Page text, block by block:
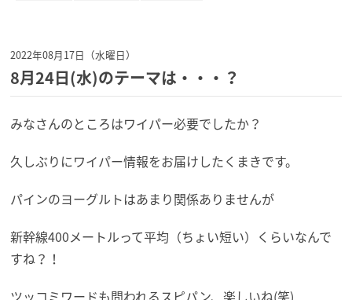
2022年08月17日（水曜日）
8月24日(水)のテーマは・・・？
みなさんのところはワイパー必要でしたか？
久しぶりにワイパー情報をお届けしたくまきです。
パインのヨーグルトはあまり関係ありませんが
新幹線400メートルって平均（ちょい短い）くらいなんで
すね？！
ツッコミワードも問われるスピパン、楽しいね(笑)